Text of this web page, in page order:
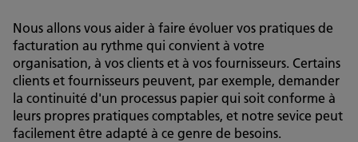
Nous allons vous aider à faire évoluer vos pratiques de
facturation au rythme qui convient à votre
organisation, à vos clients et à vos fournisseurs. Certains
clients et fournisseurs peuvent, par exemple, demander
la continuité d'un processus papier qui soit conforme à
leurs propres pratiques comptables, et notre sevice peut
facilement être adapté à ce genre de besoins.